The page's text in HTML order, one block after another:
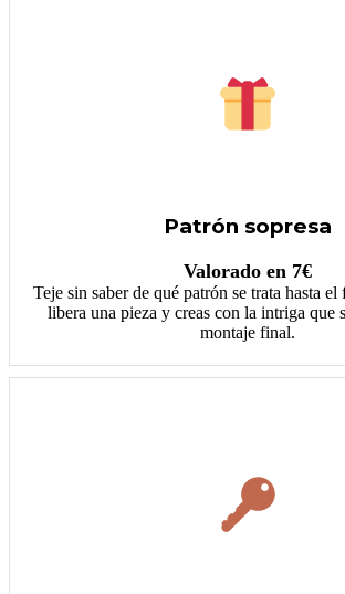
Patrón sopresa
Valorado en 7€
Teje sin saber de qué patrón se trata hasta
libera una pieza y creas con la intriga que
montaje final.